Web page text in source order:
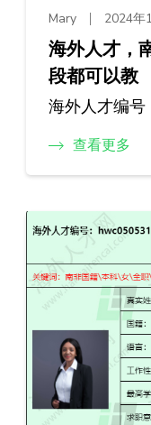
Mary 2024年
海外人才，
段都可以教
海外人才编
查看更多